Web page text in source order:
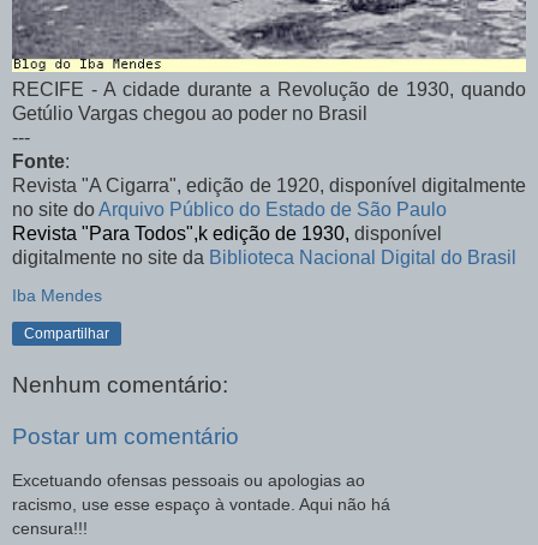
RECIFE - A cidade durante a Revolução de 1930, quando
Getúlio Vargas chegou ao poder no Brasil
---
Fonte:
Revista "A Cigarra", edição de 1920, disponível digitalmente
no site doArquivo Público do Estado de São Paulo
Revista "Para Todos",k edição de 1930, disponível
digitalmente no site da Biblioteca Nacional Digital do Brasil
Iba Mendes
Compartilhar
Nenhum comentário:
Postar um comentário
Excetuando ofensas pessoais ou apologias ao
racismo, use esse espaço à vontade. Aqui não há
censura!!!